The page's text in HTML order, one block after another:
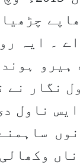
داعلامتی
۔ ایہ
ہیرو
نگار نے
ناول